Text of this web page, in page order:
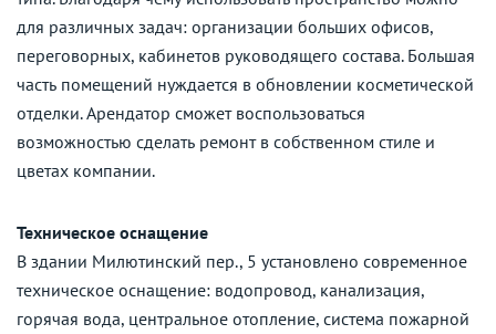
для различных задач: организации больших офисов,
переговорных, кабинетов руководящего состава. Большая
часть помещений нуждается в обновлении косметической
отделки. Арендатор сможет воспользоваться
возможностью сделать ремонт в собственном стиле и
цветах компании.
Техническое оснащение
В здании Милютинский пер., 5 установлено современное
техническое оснащение: водопровод, канализация,
горячая вода, центральное отопление, система пожарной